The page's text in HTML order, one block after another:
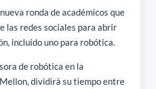
ronda de académicos que
las redes sociales para abrir
incluido uno para robótica.
de robótica en la
dividirá su tiempo entre